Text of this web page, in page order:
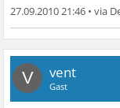
27.09.2010 21:46 •
V vent
Gast